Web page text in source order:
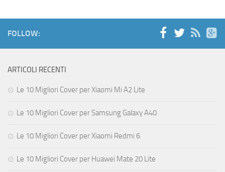
FOLLOW:
ARTICOLI RECENTI
Le 10 Migliori Cover per Xiaomi Mi A2 Lite
Le 10 Migliori Cover per Samsung Galaxy A40
Le 10 Migliori Cover per Xiaomi Redmi 6
Le 10 Migliori Cover per Huawei Mate 20 Lite